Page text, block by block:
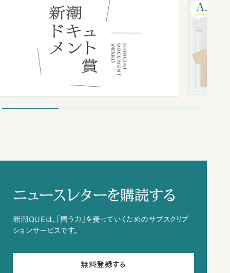
ニュースレターを購読する
新潮QUEは、「問う力」を養っていくためのサブスクリプ
ションサービスです。
無料登録する